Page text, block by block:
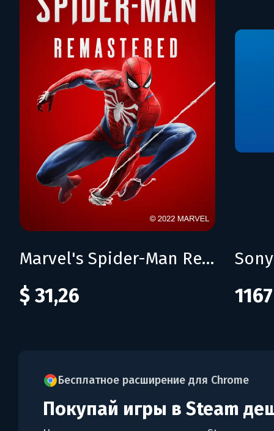
Marvel's Spider-Man Remastered
$ 31,26
Бесплатное расширение для Chrome
Покупай игры в Steam